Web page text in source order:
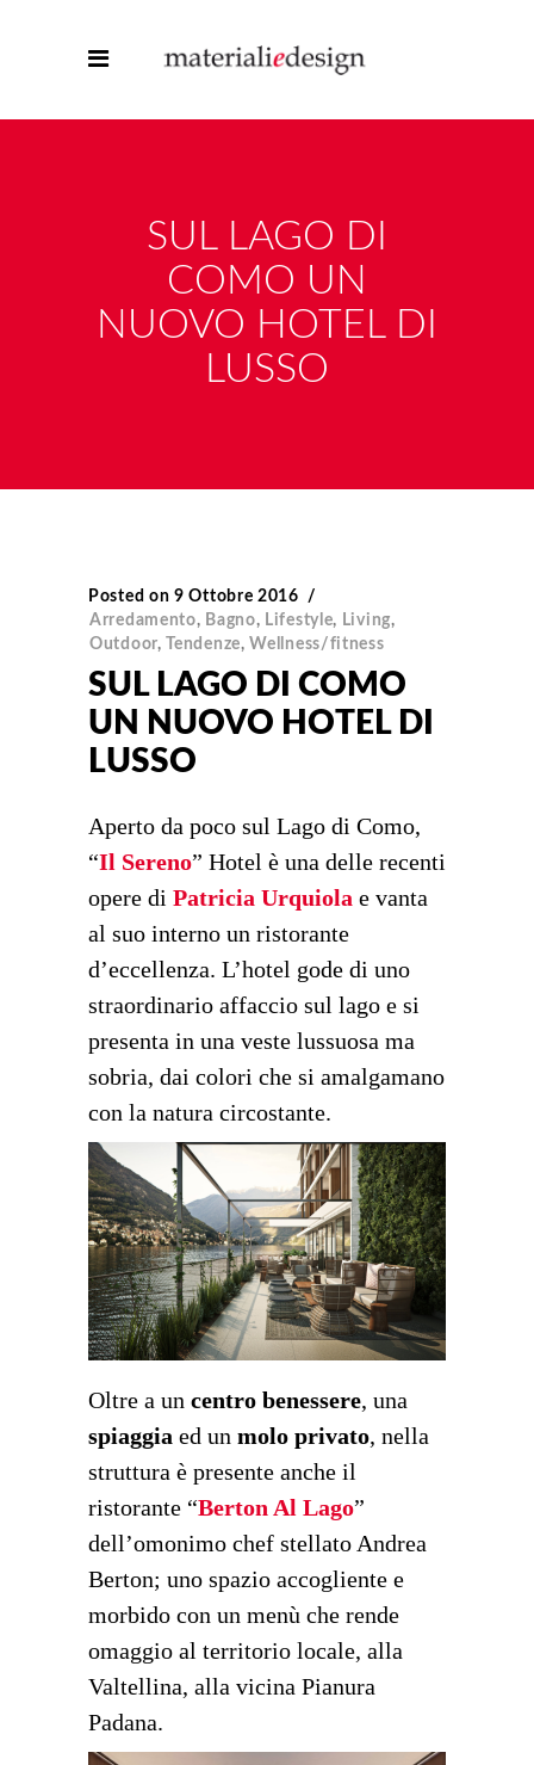
SUL LAGO DI
COMO UN
NUOVO HOTEL DI
LUSSO
Posted on 9 Ottobre 2016
Arredamento, Bagno, Lifestyle, Living,
Outdoor, Tendenze, Wellness/fitness
SUL LAGO DI COMO
UN NUOVO HOTEL DI
LUSSO
Aperto da poco sul Lago di Como,
“Il Sereno” Hotel è una delle recenti
opere di Patricia Urquiola e vanta
al suo interno un ristorante
d’eccellenza. L’hotel gode di uno
straordinario affaccio sul lago e si
presenta in una veste lussuosa ma
sobria, dai colori che si amalgamano
con la natura circostante.
Oltre a un centro benessere, una
spiaggia ed un molo privato, nella
struttura è presente anche il
ristorante “Berton Al Lago”
dell’omonimo chef stellato Andrea
Berton; uno spazio accogliente e
morbido con un menù che rende
omaggio al territorio locale, alla
Valtellina, alla vicina Pianura
Padana.